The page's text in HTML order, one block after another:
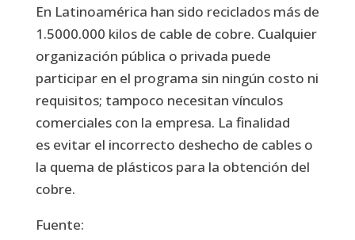
En Latinoamérica han sido reciclados más de
1.5000.000 kilos de cable de cobre. Cualquier
organización pública o privada puede
participar en el programa sin ningún costo ni
requisitos; tampoco necesitan vínculos
comerciales con la empresa. La finalidad
es evitar el incorrecto deshecho de cables o
la quema de plásticos para la obtención del
cobre.
Fuente: